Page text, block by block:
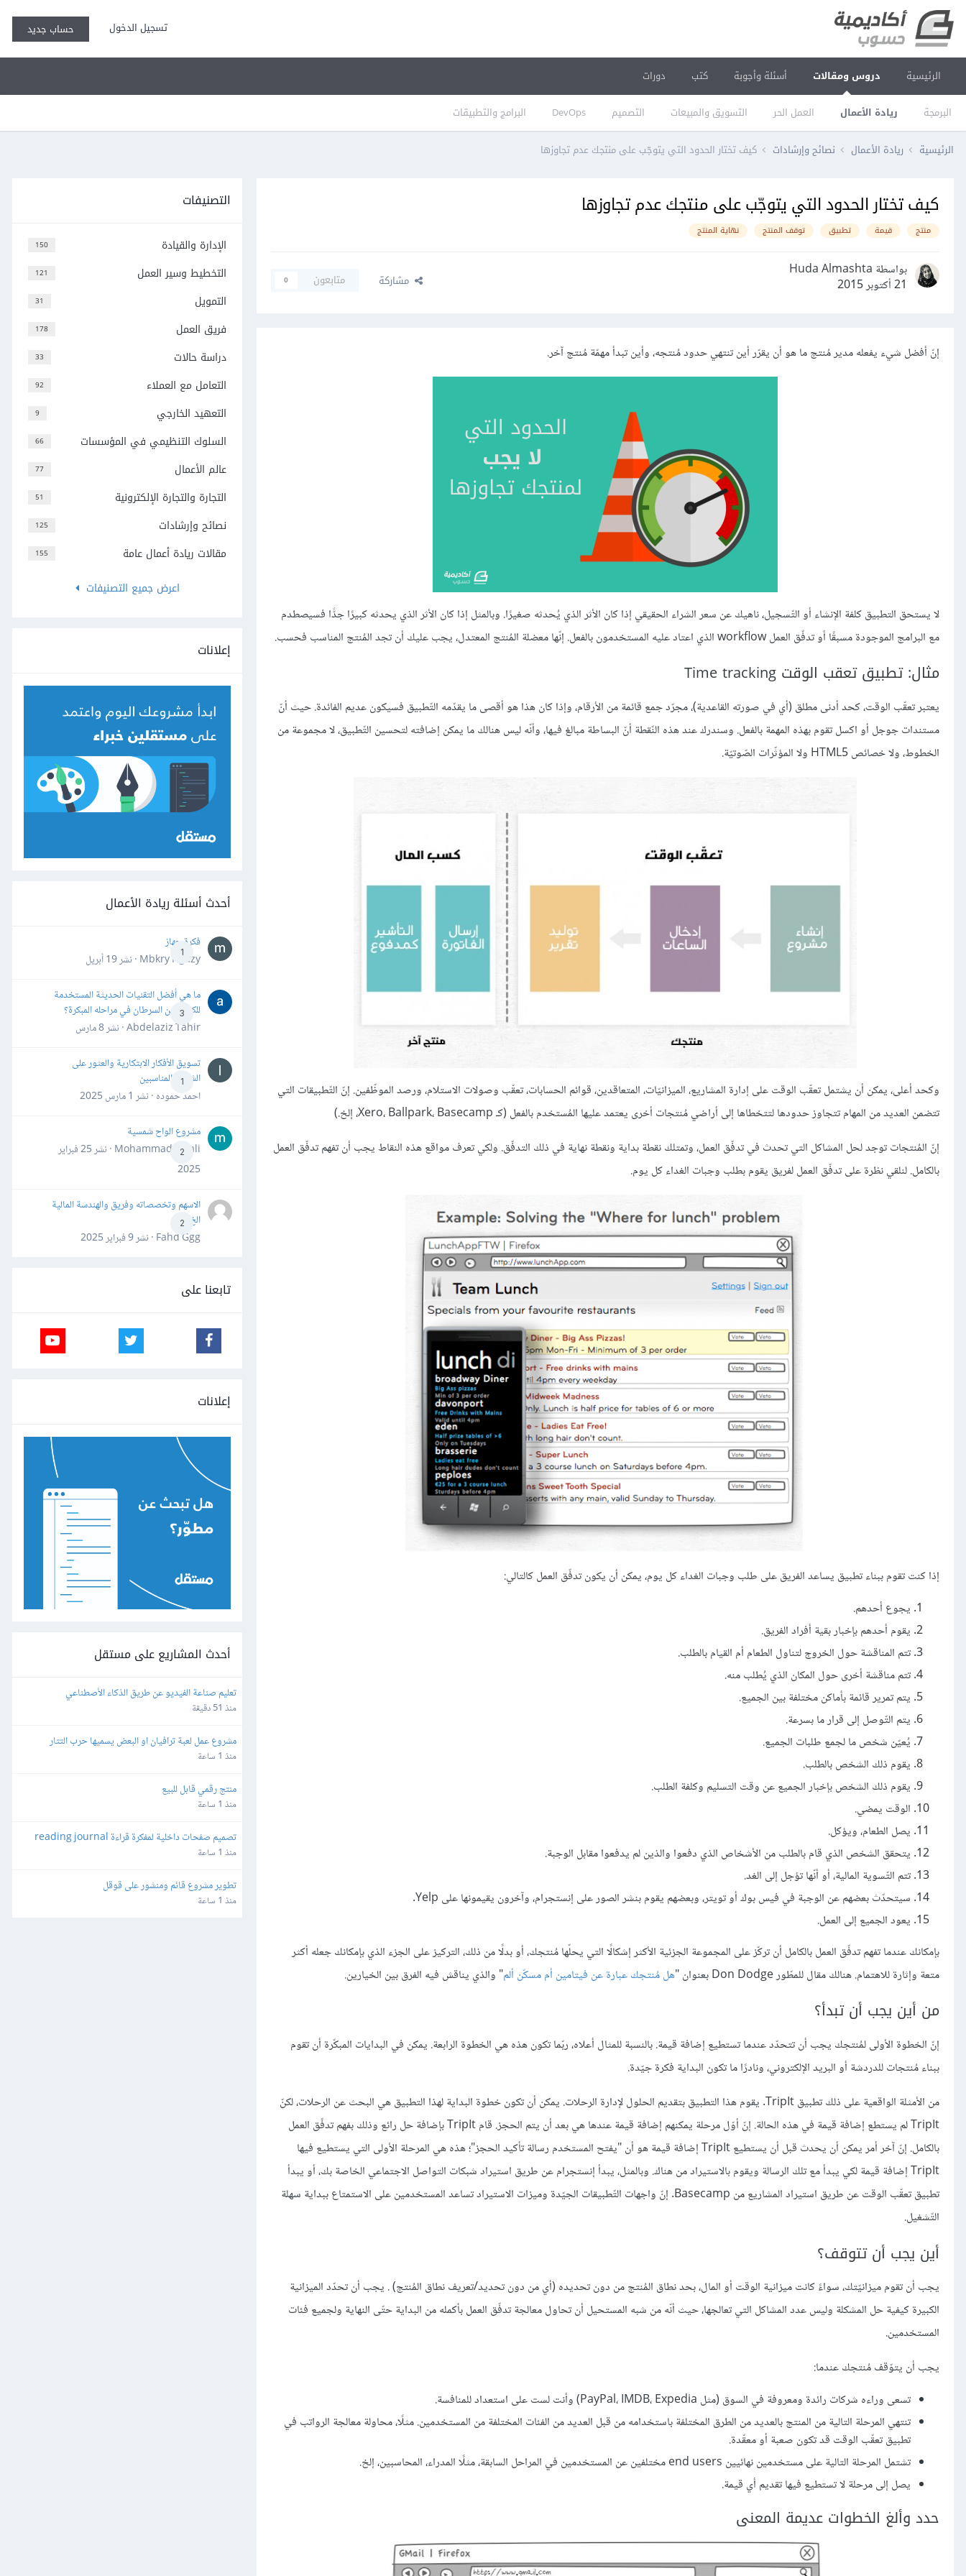
تسجيل الدخول حساب جديد
الرئيسية دروس ومقالات
البرمجة ريادة الأعمال العمل الحر التسويق والمبيعات التصميم DevOps البرامج والتطبيقات
أسئلة وأجوبة كتب دورات
الرئيسية ريادة الأعمال نصائح وإرشادات كيف تختار الحدود التي يتوجّب على منتجك عدم تجاوزها
كيف تختار الحدود التي يتوجّب على منتجك عدم تجاوزها
منتج قيمة تطبيق توقف المنتج نهاية المنتج
بواسطة Huda Almashta
21 أكتوبر 2015
مشاركة متابعون 0
إنّ أفضل شيء يفعله مدير مُنتج ما هو أن يقرّر أين تنتهي حدود مُنتجه، وأين تبدأ مهمّة مُنتج آخر.
لا يستحق التطبيق كلفة الإنشاء أو التّسجيل، ناهيك عن سعر الشراء الحقيقي إذا كان الأثر الذي يُحدثه صغيرًا. وبالمثل إذا كان الأثر الذي يحدثه كبيرًا جدًّا فسيصطدم
مع البرامج الموجودة مسبقًا أو تدفّق العمل workflow الذي اعتاد عليه المستخدمون بالفعل. إنّها معضلة المُنتج المعتدل، يجب عليك أن تجد المُنتج المناسب فحسب.
مثال: تطبيق تعقب الوقت Time tracking
يعتبر تعقّب الوقت، كحد أدنى مطلق (أي في صورته القاعدية)، مجرّد جمع قائمة من الأرقام، وإذا كان هذا هو أقصى ما يقدّمه التّطبيق فسيكون عديم الفائدة. حيث أنّ
مستندات جوجل أو اكسل تقوم بهذه المهمة بالفعل. وسندرك عند هذه النّقطة أنّ البساطة مبالغ فيها، وأنّه ليس هنالك ما يمكن إضافته لتحسين التّطبيق، لا مجموعة من
الخطوط، ولا خصائص HTML5 ولا المؤثّرات الصّوتيّة.
وكحد أعلى، يمكن أن يشتمل تعقّب الوقت على إدارة المشاريع، الميزانيّات، المتعاقدين، قوائم الحسابات، تعقّب وصولات الاستلام، ورصد الموظّفين. إنّ التّطبيقات التي
تتضمن العديد من المهام تتجاوز حدودها لتتخطاها إلى أراضي مُنتجات أخرى يعتمد عليها المُستخدم بالفعل (كـ Xero، Ballpark، Basecamp، إلخ.)
إنّ المُنتجات توجد لحل المشاكل التي تحدث في تدفّق العمل، وتمتلك نقطة بداية ونقطة نهاية في ذلك التدفّق. ولكي تعرف مواقع هذه النقاط يجب أن تفهم تدفّق العمل
بالكامل. لنلقي نظرة على تدفّق العمل لفريق يقوم بطلب وجبات الغداء كل يوم.
إذا كنت تقوم ببناء تطبيق يساعد الفريق على طلب وجبات الغداء كل يوم، يمكن أن يكون تدفّق العمل كالتالي:
يجوع أحدهم.
يقوم أحدهم بإخبار بقية أفراد الفريق.
تتم المناقشة حول الخروج لتناول الطعام أم القيام بالطلب.
تتم مناقشة أخرى حول المكان الذي يُطلب منه.
يتم تمرير قائمة بأماكن مختلفة بين الجميع.
يتم التّوصل إلى قرار ما بسرعة.
يُعيّن شخص ما لجمع طلبات الجميع.
يقوم ذلك الشخص بالطلب.
يقوم ذلك الشخص بإخبار الجميع عن وقت التسليم وكلفة الطلب.
الوقت يمضي.
يصل الطعام، ويؤكل.
يتحقق الشخص الذي قام بالطلب من الأشخاص الذي دفعوا والذين لم يدفعوا مقابل الوجبة.
تتم التّسوية المالية، أو أنّها تؤجل إلى الغد.
سيتحدّث بعضهم عن الوجبة في فيس بوك أو تويتر، وبعضهم يقوم بنشر الصور على إنستجرام، وآخرون يقيمونها على Yelp.
يعود الجميع إلى العمل.
بإمكانك عندما تفهم تدفّق العمل بالكامل أن تركّز على المجموعة الجزئية الأكثر إشكالًا التي يحلّها مُنتجك، أو بدلًا من ذلك، التركيز على الجزء الذي بإمكانك جعله أكثر
متعة وإثارة للاهتمام. هنالك مقال للمطّور Don Dodge بعنوان "
هل مُنتجك عبارة عن فيتامين أم مسكّن ألم" والذي يناقش فيه الفرق بين الخيارين.
من أين يجب أن تبدأ؟
إنّ الخطوة الأولى لمُنتجك يجب أن تتحدّد عندما تستطيع إضافة قيمة. بالنسبة للمثال أعلاه، ربّما تكون هذه هي الخطوة الرابعة. يمكن في البدايات المبكّرة أن تقوم
ببناء مُنتجات للدردشة أو البريد الإلكتروني، ونادرًا ما تكون البداية فكرة جيّدة.
من الأمثلة الواقعية على ذلك تطبيق TripIt. يقوم هذا التطبيق بتقديم الحلول لإدارة الرحلات. يمكن أن تكون خطوة البداية لهذا التطبيق هي البحث عن الرحلات، لكنّ
TripIt لم يستطع إضافة قيمة في هذه الحالة. إنّ أوّل مرحلة يمكنهم إضافة قيمة عندها هي بعد أن يتم الحجز. قام TripIt بإضافة حل رائع وذلك بفهم تدفّق العمل
بالكامل. إنّ آخر أمر يمكن أن يحدث قبل أن يستطيع TripIt إضافة قيمة هو أن "يفتح المستخدم رسالة تأكيد الحجز"؛ هذه هي المرحلة الأولى التي يستطيع فيها
TripIt إضافة قيمة لكي يبدأ مع تلك الرسالة ويقوم بالاستيراد من هناك. وبالمثل، يبدأ إنستجرام عن طريق استيراد شبكات التواصل الاجتماعي الخاصة بك، أو يبدأ
تطبيق تعقّب الوقت عن طريق استيراد المشاريع من Basecamp. إنّ واجهات التّطبيقات الجيّدة وميزات الاستيراد تساعد المستخدمين على الاستمتاع ببداية سهلة
التّشغيل.
أين يجب أن تتوقف؟
يجب أن تقوم ميزانيّتك، سواءً كانت ميزانية الوقت أو المال، بحد نطاق المُنتج من دون تحديده (أي من دون تحديد/تعريف نطاق المُنتج) . يجب أن تحدّد الميزانية
الكبيرة كيفية حل المشكلة وليس عدد المشاكل التي تعالجها، حيث أنّه من شبه المستحيل أن تحاول معالجة تدفّق العمل بأكمله من البداية حتّى النهاية ولجميع فئات
المستخدمين.
يجب أن يتوّقف مُنتجك عندما:
تسعى وراءه شركات رائدة ومعروفة في السوق (مثل PayPal، IMDB، Expedia) وأنت لست على استعداد للمنافسة.
تنتهي المرحلة التالية من المنتج بالعديد من الطرق المختلفة باستخدامه من قبل العديد من الفئات المختلفة من المستخدمين. مثلًا، محاولة معالجة الرواتب في
تطبيق تعقّب الوقت قد تكون صعبة أو معقّدة.
تشتمل المرحلة التالية على مستخدمين نهائيين end users مختلفين عن المستخدمين في المراحل السابقة، مثلًا المدراء، المحاسبين، إلخ.
يصل إلى مرحلة لا تستطيع فيها تقديم أي قيمة.
حدد وألغ الخطوات عديمة المعنى
التصنيفات
150 الإدارة والقيادة
121 التخطيط وسير العمل
31 التمويل
178 فريق العمل
33 دراسة حالات
92 التعامل مع العملاء
9 التعهيد الخارجي
66 السلوك التنظيمي في المؤسسات
77 عالم الأعمال
51 التجارة والتجارة الإلكترونية
125 نصائح وإرشادات
155
مقالات ريادة أعمال عامة
اعرض جميع التصنيفات
إعلانات
أحدث أسئلة ريادة الأعمال
1
فكرة جهاز
Mbkry Hgazy · نشر
19 أبريل
3
ما هي أفضل التقنيات الحديثة المستخدمة
للكشف عن السرطان في مراحله المبكرة؟
Abdelaziz Tahir · نشر
8 مارس
1
تسويق الأفكار الابتكارية والعثور على
الشركاء المناسبين
احمد حموده · نشر 1 مارس 2025
2
مشروع الواح شمسية
Mohammad Awali · نشر
25 فبراير
2025
2
الاسهم وتخصصاته وفريق والهندسة المالية
الخ
Fahd Ggg · نشر
9 فبراير 2025
تابعنا على
إعلانات
أحدث المشاريع على مستقل
تعليم صناعة الفيديو عن طريق الذكاء الأصطناعي
منذ 51 دقيقة
مشروع عمل لعبة ترافيان او البعض يسميها حرب التتار
منذ 1 ساعة
منتج رقمي قابل للبيع
منذ 1 ساعة
تصميم صفحات داخلية لمفكرة قراءة reading journal
منذ 1 ساعة
تطوير مشروع قائم ومنشور على قوقل
منذ 1 ساعة